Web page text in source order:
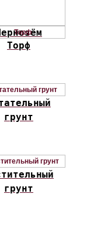
Торф
грунт
грунт